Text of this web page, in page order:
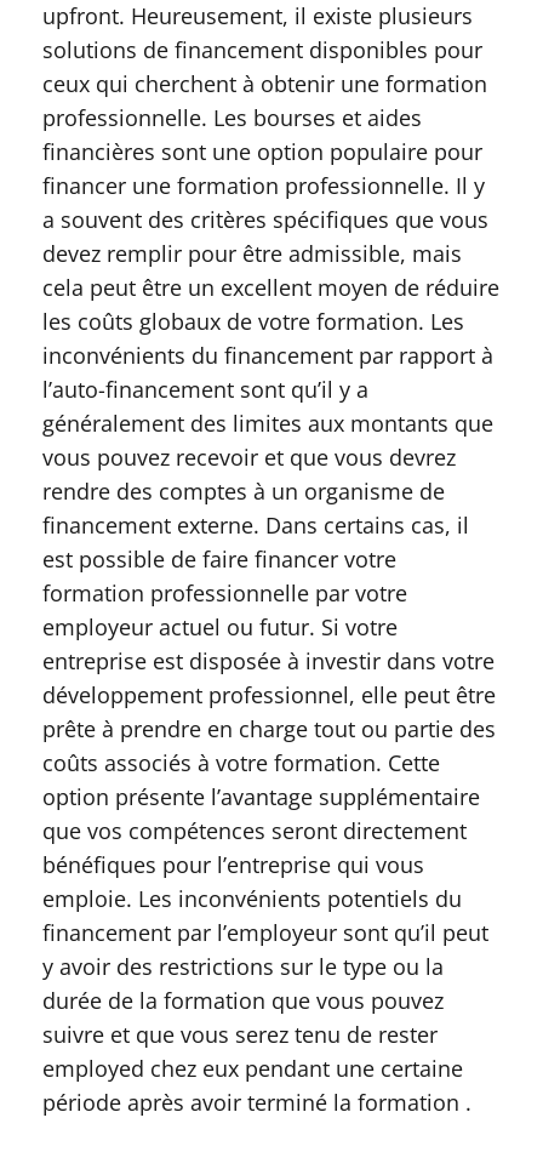
upfront. Heureusement, il existe plusieurs
solutions de financement disponibles pour
ceux qui cherchent à obtenir une formation
professionnelle. Les bourses et aides
financières sont une option populaire pour
financer une formation professionnelle. Il y
a souvent des critères spécifiques que vous
devez remplir pour être admissible, mais
cela peut être un excellent moyen de réduire
les coûts globaux de votre formation. Les
inconvénients du financement par rapport à
l’auto-financement sont qu’il y a
généralement des limites aux montants que
vous pouvez recevoir et que vous devrez
rendre des comptes à un organisme de
financement externe. Dans certains cas, il
est possible de faire financer votre
formation professionnelle par votre
employeur actuel ou futur. Si votre
entreprise est disposée à investir dans votre
développement professionnel, elle peut être
prête à prendre en charge tout ou partie des
coûts associés à votre formation. Cette
option présente l’avantage supplémentaire
que vos compétences seront directement
bénéfiques pour l’entreprise qui vous
emploie. Les inconvénients potentiels du
financement par l’employeur sont qu’il peut
y avoir des restrictions sur le type ou la
durée de la formation que vous pouvez
suivre et que vous serez tenu de rester
employed chez eux pendant une certaine
période après avoir terminé la formation .